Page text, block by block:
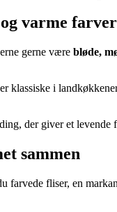
varme farver
gerne være bløde,
klassiske i
der giver et
sammen
farvede fliser, en